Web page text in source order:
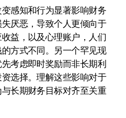
感知和行为显著影响财务
厌恶，导致个人更倾向于
益，以及心理账户，人们
方式不同。另一个罕见现
考虑即时奖励而非长期利
选择。理解这些影响对于
长期财务目标对齐至关重